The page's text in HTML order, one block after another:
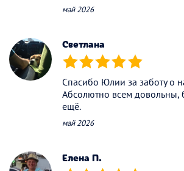
май 2026
Светлана
(*) (*) (*) (*) (*)
Спасибо Юлии за заботу о
Абсолютно всем довольны,
ещё.
май 2026
Елена П.